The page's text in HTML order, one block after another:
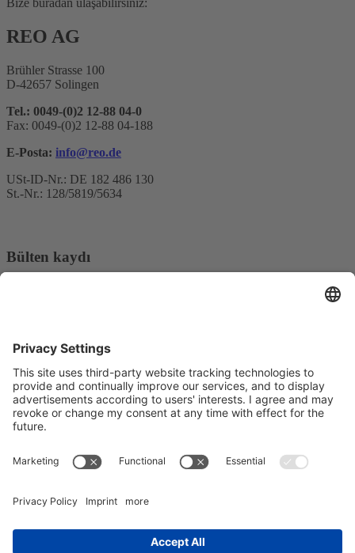
Bize buradan ulaşabilirsiniz:
REO AG
Brühler Strasse 100
D-42657 Solingen
Tel.: 0049-(0)2 12-88 04-0
Fax: 0049-(0)2 12-88 04-188
E-Posta: info@reo.de
USt-ID-Nr.: DE 182 486 130
St.-Nr.: 128/5819/5634
Bülten kaydı
işlenmesi hakkında bilgilendirildiğimi onaylıyorum.
Pazarlama platformumuz olarak Sendinblue kullanıyoruz. Formu
doldurup göndererek, sağladığınız bilgilerinKullanım Koşullarına
uygun olarak işlenmek üzere Sendinblue'ya aktarılacağını kabul
edersiniz.
© Copyright - REO AG | Baskı
with ♥︎
LinkedIn
Xing